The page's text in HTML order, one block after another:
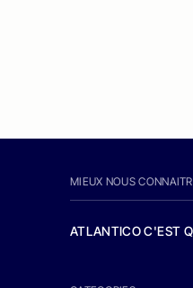
MIEUX NOUS
ATLANTICO C'EST